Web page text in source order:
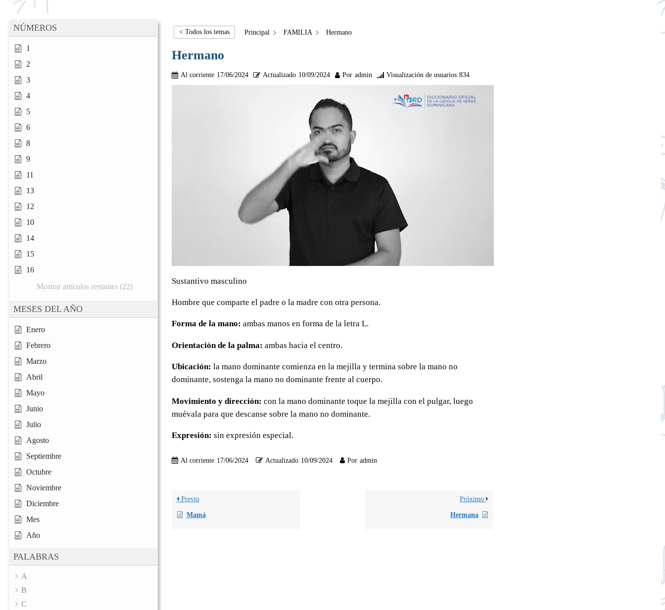
NÚMEROS
1
2
3
4
5
6
8
9
11
13
12
10
14
15
16
Mostrar artículos restantes (22)
MESES DEL AÑO
Enero
Febrero
Marzo
Abril
Mayo
Junio
Julio
Agosto
Septiembre
Octubre
Noviembre
Diciembre
Mes
Año
PALABRAS
A
B
C
< Todos los temas Principal FAMILIA Hermano
Hermano
Al corriente 17/06/2024 Actualizado 10/09/2024 Por admin Visualización de usuarios 834
Sustantivo masculino
Hombre que comparte el padre o la madre con otra persona.
Forma de la mano: ambas manos en forma de la letra L.
Orientación de la palma: ambas hacia el centro.
Ubicación: la mano dominante comienza en la mejilla y termina sobre la mano no
dominante, sostenga la mano no dominante frente al cuerpo.
Movimiento y dirección: con la mano dominante toque la mejilla con el pulgar, luego
muévala para que descanse sobre la mano no dominante.
Expresión: sin expresión especial.
Al corriente 17/06/2024 Actualizado 10/09/2024 Por admin
Previo
Mamá
Próximo
Hermana